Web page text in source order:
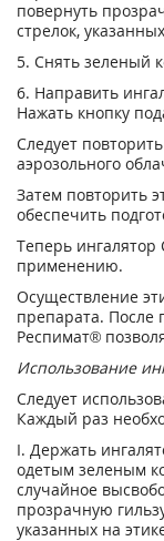
повернуть
стрелок,
5. Снять зеленый
6. Направить
Нажать кнопку
Следует
аэрозольного
Затем повторить
обеспечить
Теперь ингалятор
применению.
Осуществление
препарата. После
Респимат®
Использование
Следует
Каждый раз
I. Держать
одетым зеленым
случайное
прозрачную
указанных на